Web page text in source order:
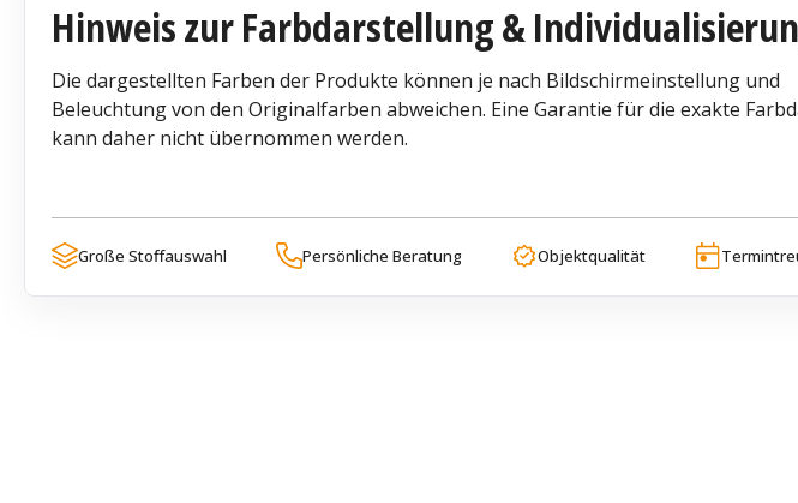
Hinweis zur Farbdarstellung &
Die dargestellten Farben der Produkte können je nach Bildschirmeinstellung und
Beleuchtung von den Originalfarben abweichen. Eine Garantie für die exakte
kann daher nicht übernommen werden.
Große Stoffauswahl Persönliche Beratung Objektqualität